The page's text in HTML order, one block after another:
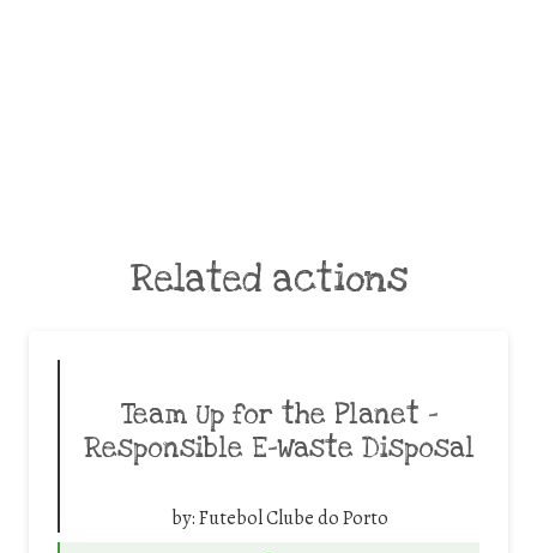
Related actions
Team Up for the Planet –
Responsible E-Waste Disposal
by:Futebol Clube do Porto